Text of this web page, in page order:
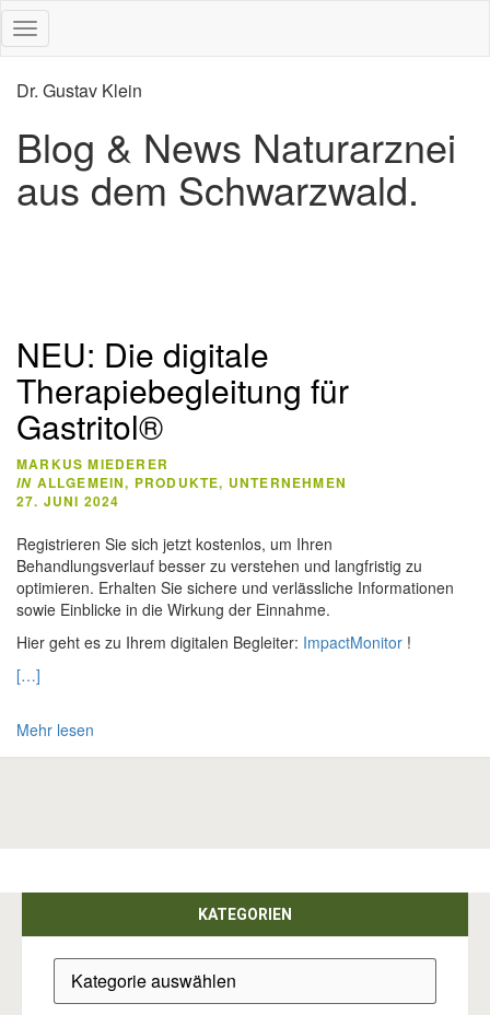
Dr. Gustav Klein
Blog & News Naturarznei
aus dem Schwarzwald.
NEU: Die digitale
Therapiebegleitung für
Gastritol®
MARKUS MIEDERER
IN ALLGEMEIN, PRODUKTE, UNTERNEHMEN
27. JUNI 2024
Registrieren Sie sich jetzt kostenlos, um Ihren
Behandlungsverlauf besser zu verstehen und langfristig zu
optimieren. Erhalten Sie sichere und verlässliche Informationen
sowie Einblicke in die Wirkung der Einnahme.
Hier geht es zu Ihrem digitalen Begleiter: ImpactMonitor !
[…]
Mehr lesen
KATEGORIEN
Kategorien